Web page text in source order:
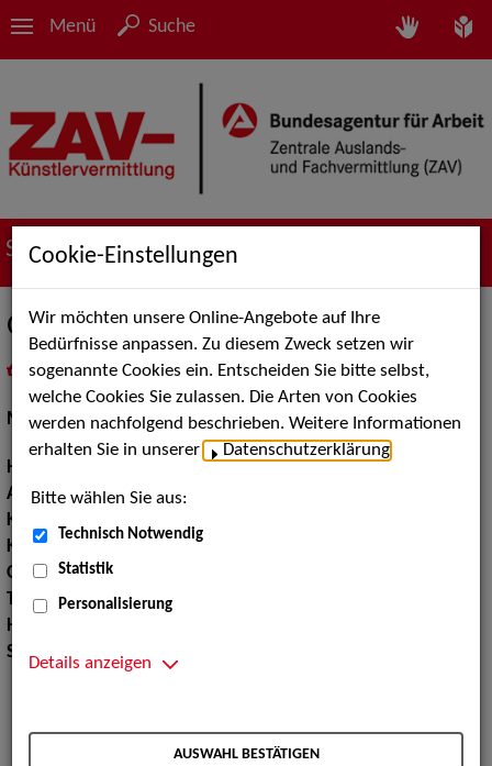
Menü Suche
Suche nach Künstler*innen
Gerald G.
als PDF speichern
inMeine Merklistelegen
Models / Werbung:Fotomodell
Haarfarbe:
Augenfarbe:blaugrün
Körpergröße:
Konfektionsgröße:
50 52
Oberweite:104
Taille:
90
Hüfte:
Schuhgröße:
45
Cookie-Einstellungen
Wir möchten unsere Online-Angebote auf Ihre
Bedürfnisse anpassen. Zu diesem Zweck setzen wir
sogenannte Cookies ein. Entscheiden Sie bitte selbst,
welche Cookies Sie zulassen. Die Arten von Cookies
werden nachfolgend beschrieben. Weitere Informationen
erhalten Sie in unserer
Datenschutzerklärung
Bitte wählen Sie aus:
Technisch Notwendig
Statistik
Personalisierung
Details anzeigen
AUSWAHL BESTÄTIGEN